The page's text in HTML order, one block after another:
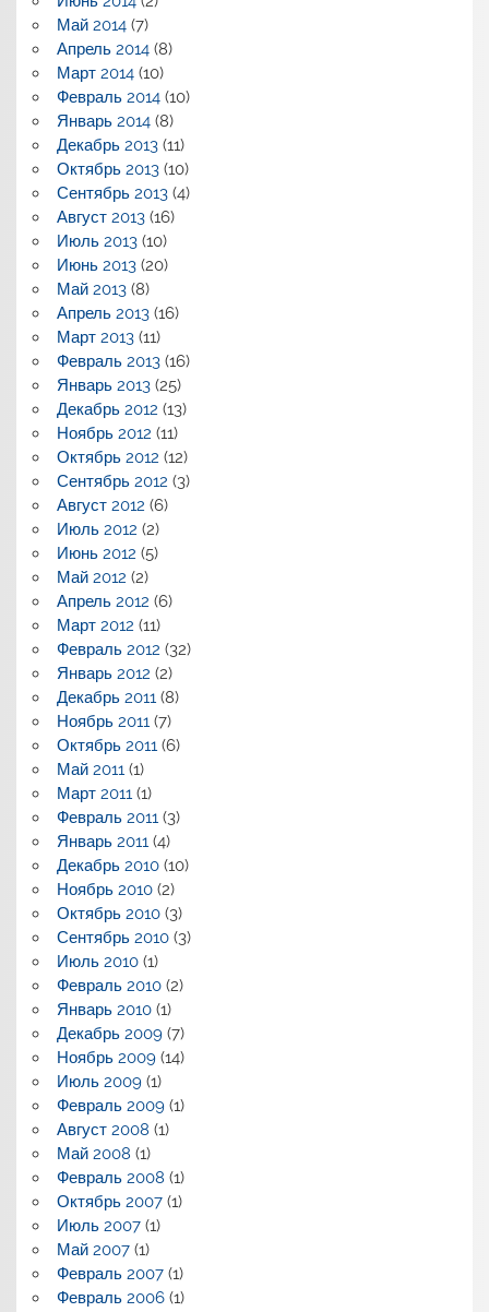
Май 2014(7)
Апрель 2014(8)
Март 2014(10)
Февраль 2014(10)
Январь 2014(8)
Декабрь 2013(11)
Октябрь 2013(10)
Сентябрь 2013(4)
Август 2013(16)
Июль 2013(10)
Июнь 2013(20)
Май 2013(8)
Апрель 2013(16)
Март 2013(11)
Февраль 2013(16)
Январь 2013(25)
Декабрь 2012 (13)
Ноябрь 2012 (11)
Октябрь 2012 (12)
Сентябрь 2012 (3)
Август 2012 (6)
Июль 2012 (2)
Июнь 2012 (5)
Май 2012 (2)
Апрель 2012 (6)
Март 2012 (11)
Февраль 2012 (32)
Январь 2012 (2)
Декабрь 2011(8)
Ноябрь 2011(7)
Октябрь 2011(6)
Май 2011(1)
Март 2011(1)
Февраль 2011(3)
Январь 2011(4)
Декабрь 2010(10)
Ноябрь 2010(2)
Октябрь 2010(3)
Сентябрь 2010(3)
Июль 2010(1)
Февраль 2010(2)
Январь 2010(1)
Декабрь 2009(7)
Ноябрь 2009(14)
Июль 2009(1)
Февраль 2009(1)
Август 2008 (1)
Май 2008 (1)
Февраль 2008 (1)
Октябрь 2007(1)
Июль 2007(1)
Май 2007(1)
Февраль 2007(1)
Февраль 2006(1)